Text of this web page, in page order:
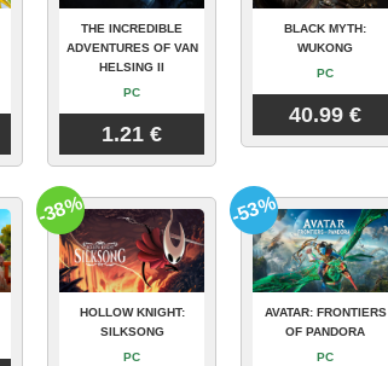
THE INCREDIBLE
ADVENTURES OF VAN
HELSING II
PC
1.21 €
BLACK MYTH:
WUKONG
PC
40.99 €
HOLLOW KNIGHT:
SILKSONG
PC
-38%
AVATAR: FRONTIERS
OF PANDORA
PC
-53%